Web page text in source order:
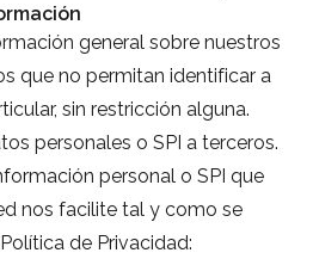
general sobre nuestros
que no permitan identificar a
sin restricción alguna.
personales o SPI a terceros.
personal o SPI que
nos facilite tal y como se
de Privacidad: